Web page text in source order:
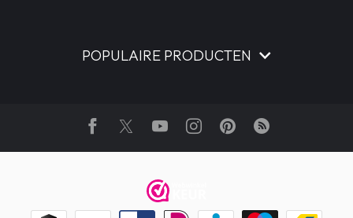
POPULAIRE PRODUCTEN